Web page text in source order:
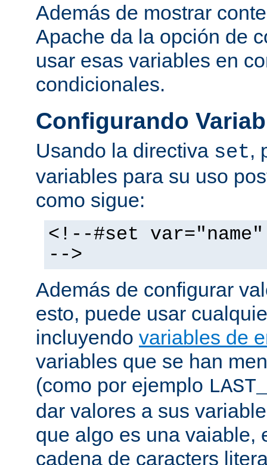
Además de mostrar
Apache da la opción de
usar esas variables en
condicionales.
Configurando
Usando la directiva set,
variables para su uso
como sigue:
<!--#set
-->
Además de configurar
esto, puede usar
incluyendo variables de
variables que se han
(como por ejemplo
dar valores a sus
que algo es una vaiable,
cadena de caracters